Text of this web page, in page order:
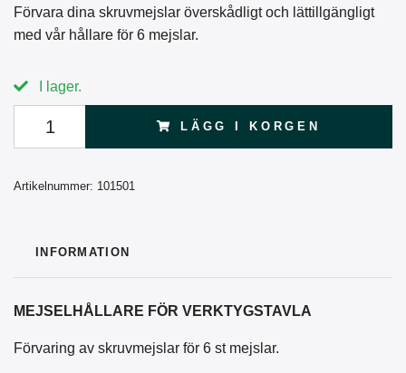
Förvara dina skruvmejslar överskådligt och lättillgängligt
med vår hållare för 6 mejslar.
I lager.
LÄGG I KORGEN
Artikelnummer: 101501
INFORMATION
MEJSELHÅLLARE FÖR VERKTYGSTAVLA
Förvaring av skruvmejslar för 6 st mejslar.